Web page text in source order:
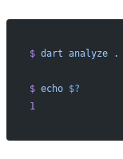
$ dart analyze .
$ echo $?
1